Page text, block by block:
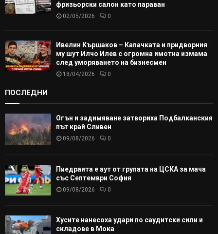
фризьорски салон като параван
02/05/2026 0
Ивелин Кършаков – Капачката и придворния
му шут Илчо Илев с огромна имотна измама
след уморяването на бизнесмен
18/04/2026 0
ПОСЛЕДНИ
Огън и задимяване затвориха Подбалканския
път край Сливен
09/08/2026 0
Пиедраита е аут от групата на ЦСКА за мача
със Септември София
09/08/2026 0
Хусите нанесоха удари по саудитски сили и
складове в Мока